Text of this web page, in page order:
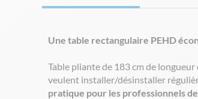
Une table rectangulaire PEHD
Table pliante de 183 cm de
veulent installer/désinstaller
pratique pour les professionnels